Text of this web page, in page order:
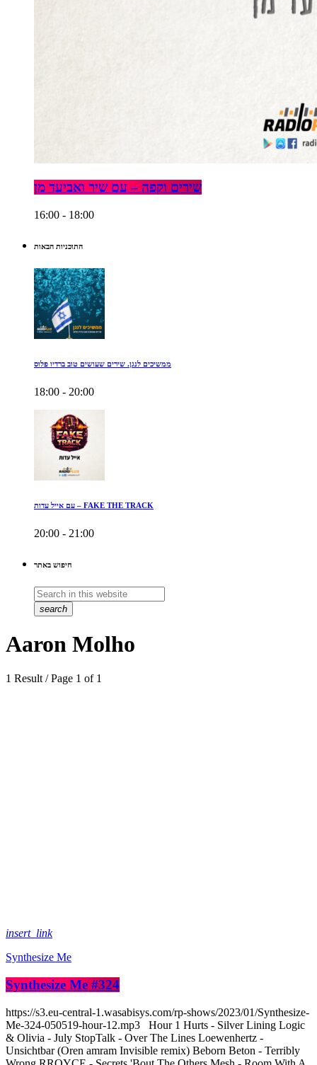
שירים וקפה – עם שיר ואביעד מן
16:00 - 18:00
התוכניות הבאות
ממשיכים לנגן. שירים שעושים טוב ברדיו פלוס
18:00 - 20:00
עם אייל עדות – FAKE THE TRACK
20:00 - 21:00
חיפוש באתר
search
Aaron Molho
1 Result / Page 1 of 1
insert_link
Synthesize Me
Synthesize Me #324
https://s3.eu-central-1.wasabisys.com/rp-shows/2023/01/Synthesize-
Me-324-050519-hour-12.mp3 Hour 1 Hurts - Silver Lining Logic
& Olivia - July StopTalk - Over The Lines Loewenhertz -
Unsichtbar (Oren amram Invisible remix) Beborn Beton - Terribly